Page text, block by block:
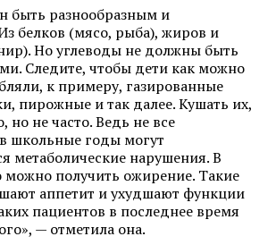
быть разнообразным и
белков (мясо, рыба), жиров и
Но углеводы не должны быть
Следите, чтобы дети как можно
к примеру, газированные
пирожные и так далее. Кушать их,
но не часто. Ведь не все
школьные годы могут
метаболические нарушения. В
можно получить ожирение. Такие
аппетит и ухудшают функции
пациентов в последнее время
— отметила она.